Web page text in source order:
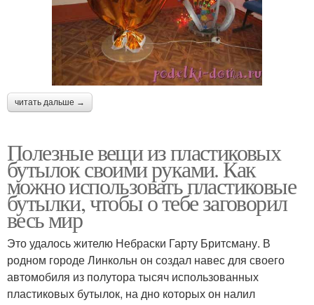
читать дальше →
Полезные вещи из пластиковых
бутылок своими руками. Как
можно использовать пластиковые
бутылки, чтобы о тебе заговорил
весь мир
Это удалось жителю Небраски Гарту Бритсману. В
родном городе Линкольн он создал навес для своего
автомобиля из полутора тысяч использованных
пластиковых бутылок, на дно которых он налил